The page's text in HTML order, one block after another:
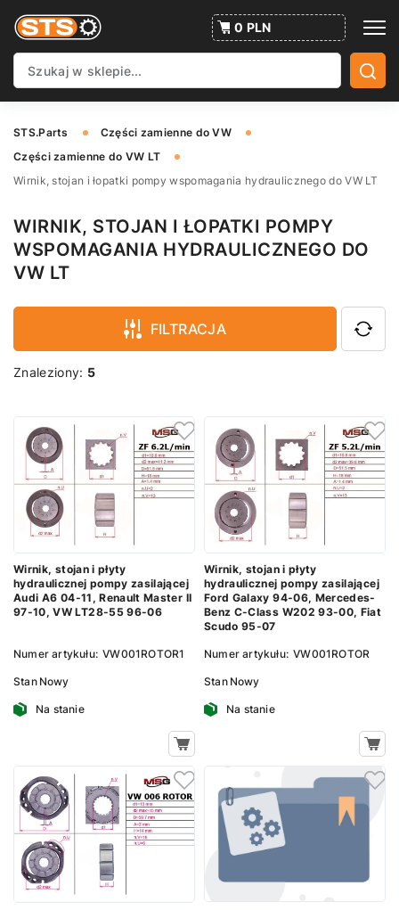
0 PLN
STS.Parts
Części zamienne do VW
Części zamienne do VW LT
Wirnik, stojan i łopatki pompy wspomagania hydraulicznego do VW LT
WIRNIK, STOJAN I ŁOPATKI POMPY
WSPOMAGANIA HYDRAULICZNEGO DO
VW LT
FILTRACJA
Znaleziony: 5
Wirnik, stojan i płyty
hydraulicznej pompy zasilającej
Audi A6 04-11, Renault Master II
97-10, VW LT28-55 96-06
Numer artykułu: VW001ROTOR1
Stan Nowy
Na stanie
Wirnik, stojan i płyty
hydraulicznej pompy zasilającej
Ford Galaxy 94-06, Mercedes-
Benz C-Class W202 93-00, Fiat
Scudo 95-07
Numer artykułu: VW001ROTOR
Stan Nowy
Na stanie